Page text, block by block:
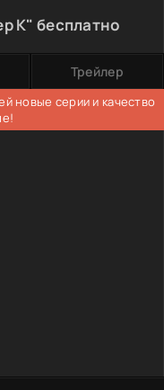
К" бесплатно
Трейлер
новые серии и качество